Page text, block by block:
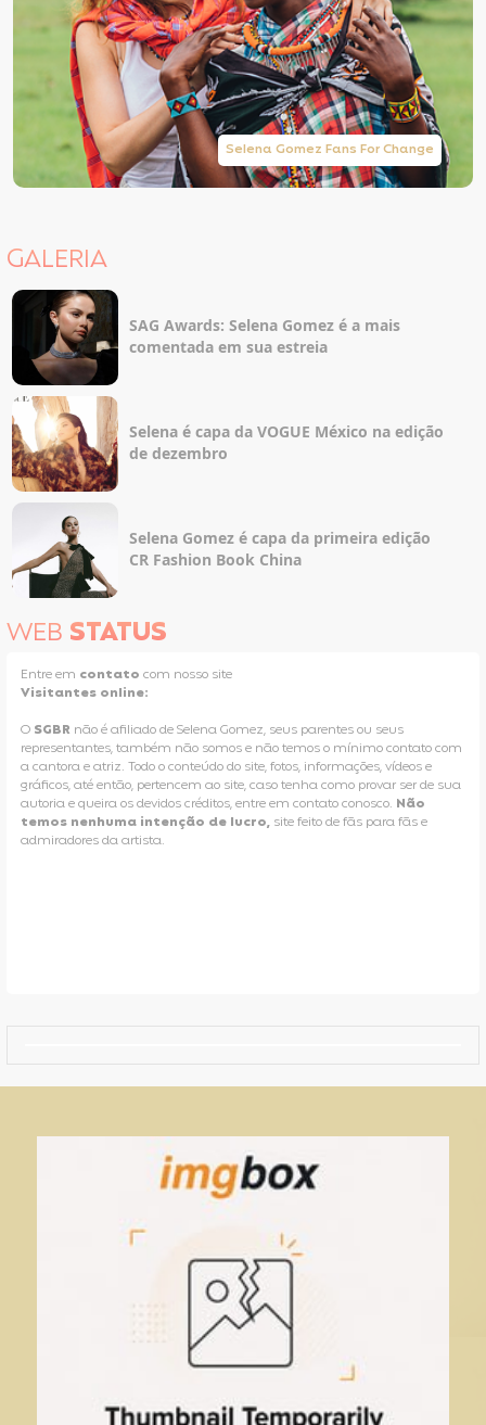
Selena Gomez Fans For Change
GALERIA
SAG Awards: Selena Gomez é a mais
comentada em sua estreia
Selena é capa da VOGUE México na edição
de dezembro
Selena Gomez é capa da primeira edição
CR Fashion Book China
WEB STATUS
Entre em contato com nosso site
Visitantes online:
O SGBR não é afiliado de Selena Gomez, seus parentes ou seus
representantes, também não somos e não temos o mínimo contato com
a cantora e atriz. Todo o conteúdo do site, fotos, informações, vídeos e
gráficos, até então, pertencem ao site, caso tenha como provar ser de sua
autoria e queira os devidos créditos, entre em contato conosco. Não
temos nenhuma intenção de lucro, site feito de fãs para fãs e
admiradores da artista.